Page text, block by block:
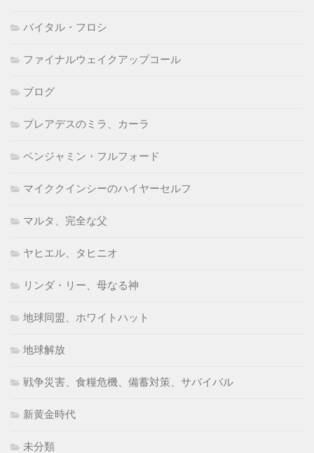
バイタル・フロシ
ファイナルウェイクアップコール
ブログ
プレアデスのミラ、カーラ
ベンジャミン・フルフォード
マイククインシーのハイヤーセルフ
マルタ、完全な父
ヤヒエル、タヒニオ
リンダ・リー、母なる神
地球同盟、ホワイトハット
地球解放
戦争災害、食糧危機、備蓄対策、サバイバル
新黄金時代
未分類